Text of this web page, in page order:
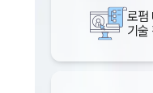
로펌
기술